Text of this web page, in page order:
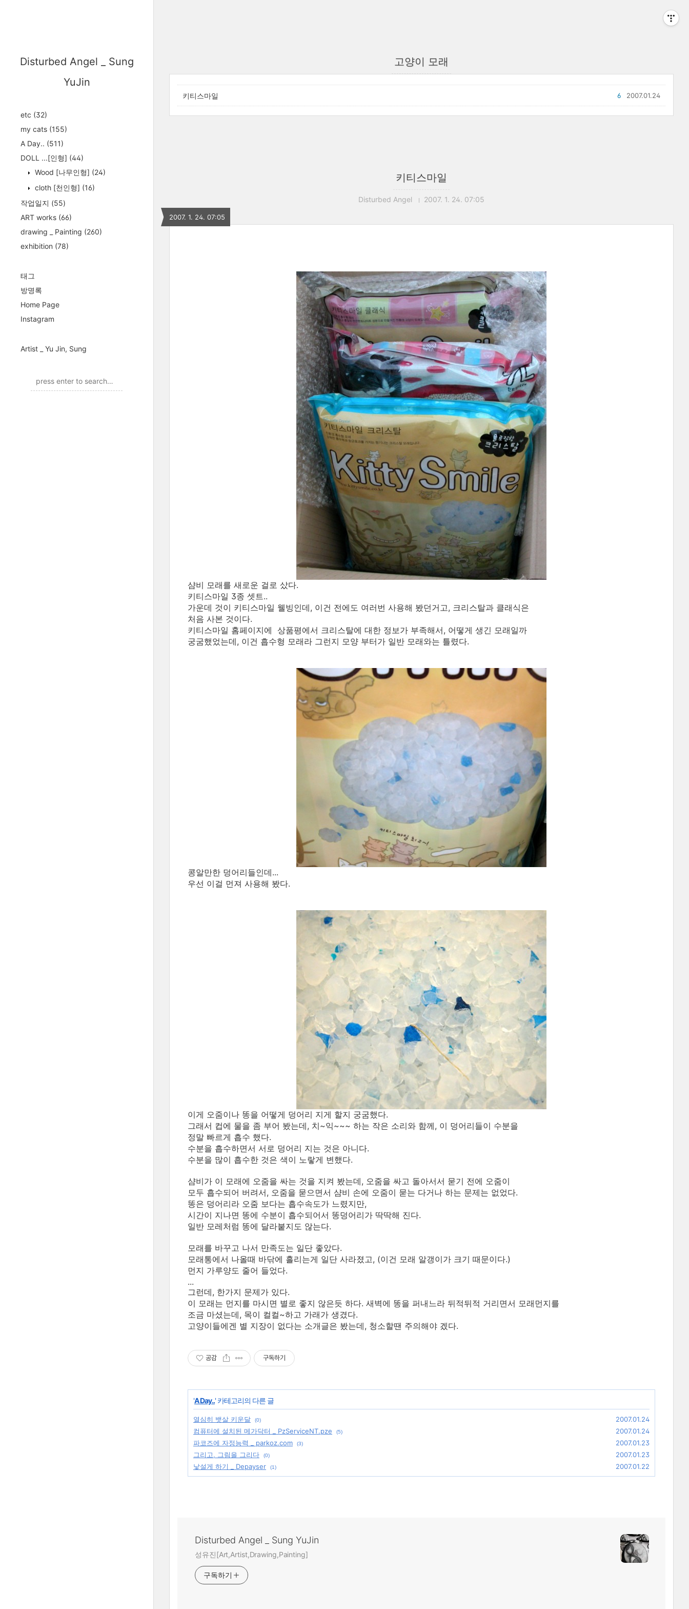
Disturbed Angel _ Sung
YuJin
etc (32)
my cats (155)
A Day.. (511)
DOLL ...[인형] (44)
Wood [나무인형] (24)
cloth [천인형] (16)
작업일지 (55)
ART works (66)
drawing _ Painting (260)
exhibition (78)
태그
방명록
Home Page
Instagram
Artist _ Yu Jin, Sung
고양이 모래
키티스마일 2007.01.24
6
키티스마일
Disturbed Angel 2007. 1. 24. 07:05
2007. 1. 24. 07:05
샴비 모래를 새로운 걸로 샀다.
키티스마일 3종 셋트..
가운데 것이 키티스마일 웰빙인데, 이건 전에도 여러번 사용해 봤던거고, 크리스탈과 클래식은
처음 사본 것이다.
키티스마일 홈페이지에 상품평에서 크리스탈에 대한 정보가 부족해서, 어떻게 생긴 모래일까
궁굼했었는데, 이건 흡수형 모래라 그런지 모양 부터가 일반 모래와는 틀렸다.
콩알만한 덩어리들인데...
우선 이걸 먼져 사용해 봤다.
이게 오줌이나 똥을 어떻게 덩어리 지게 할지 궁굼했다.
그래서 컵에 물을 좀 부어 봤는데, 치~익~~~ 하는 작은 소리와 함께, 이 덩어리들이 수분을
정말 빠르게 흡수 했다.
수분을 흡수하면서 서로 덩어리 지는 것은 아니다.
수분을 많이 흡수한 것은 색이 노랗게 변했다.
샴비가 이 모래에 오줌을 싸는 것을 지켜 봤는데, 오줌을 싸고 돌아서서 묻기 전에 오줌이
모두 흡수되어 버려서, 오줌을 묻으면서 샴비 손에 오줌이 묻는 다거나 하는 문제는 없었다.
똥은 덩어리라 오줌 보다는 흡수속도가 느렸지만,
시간이 지나면 똥에 수분이 흡수되어서 똥덩어리가 딱딱해 진다.
일반 모레처럼 똥에 달라붙지도 않는다.
모래를 바꾸고 나서 만족도는 일단 좋았다.
모래통에서 나올때 바닦에 흘리는게 일단 사라졌고, (이건 모래 알갱이가 크기 때문이다.)
먼지 가루양도 줄어 들었다.
...
그런데, 한가지 문제가 있다.
이 모래는 먼지를 마시면 별로 좋지 않은듯 하다. 새벽에 똥을 퍼내느라 뒤적뒤적 거리면서 모래먼지를
조금 마셨는데, 목이 컬컬~하고 가래가 생겼다.
고양이들에겐 별 지장이 없다는 소개글은 봤는데, 청소할땐 주의해야 겠다.
공감 구독하기
'A Day..' 카테고리의 다른 글
열심히 뱃살 키운달 (0)
2007.01.24
컴퓨터에 설치된 메가닥터 _ PzServiceNT.pze
(5)
2007.01.24
파코즈에 자정능력 _ parkoz.com
(3)
2007.01.23
그리고, 그림을 그리다
(0)
2007.01.23
낯설게 하기 _ Depayser
(1) 2007.01.22
Disturbed Angel _ Sung YuJin
성유진[Art,Artist,Drawing,Painting]
구독하기